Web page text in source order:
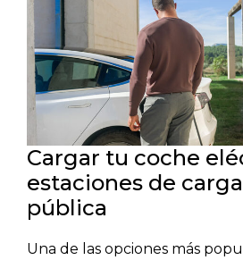
Cargar tu coche
estaciones de
pública
Una de las opciones más